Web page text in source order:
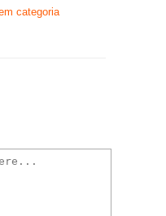
categoria